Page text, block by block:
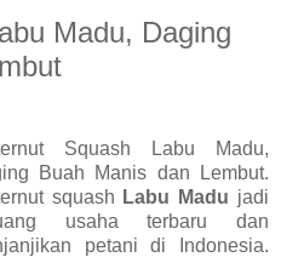
Madu, Daging
Squash Labu Madu,
Buah Manis dan Lembut.
squash Labu Madu jadi
usaha terbaru dan
petani di Indonesia.